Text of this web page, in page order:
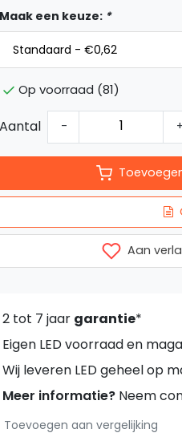
Maak een keuze: *
Op voorraad (81)
Aantal - +
Aan
2 tot 7 jaar garantie*
Eigen LED voorraad en
Wij leveren LED geheel op
Meer informatie? Neem
Toevoegen aan vergelijking